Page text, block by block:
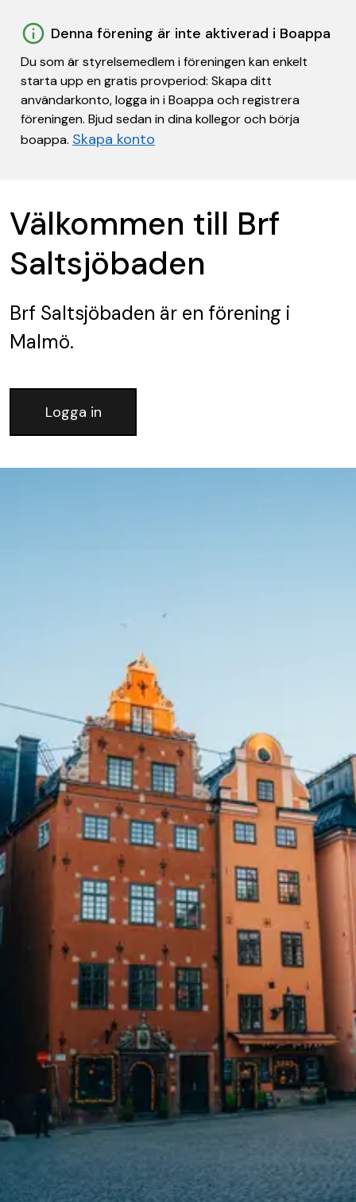
Denna förening är inte aktiverad i Boappa
Du som är styrelsemedlem i föreningen kan enkelt
starta upp en gratis provperiod: Skapa ditt
användarkonto, logga in i Boappa och registrera
föreningen. Bjud sedan in dina kollegor och börja
boappa. Skapa konto
Välkommen till Brf
Saltsjöbaden
Brf Saltsjöbaden är en förening i
Malmö.
Logga in